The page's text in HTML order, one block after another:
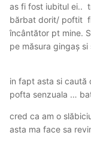
as fi fost iubitul ei..
bărbat dorit/ poftit
încântător pt mine.
pe măsura gingaș
in fapt asta si caută
pofta senzuala …
cred ca am o
asta ma face sa